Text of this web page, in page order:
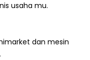
usaha mu.
dan mesin